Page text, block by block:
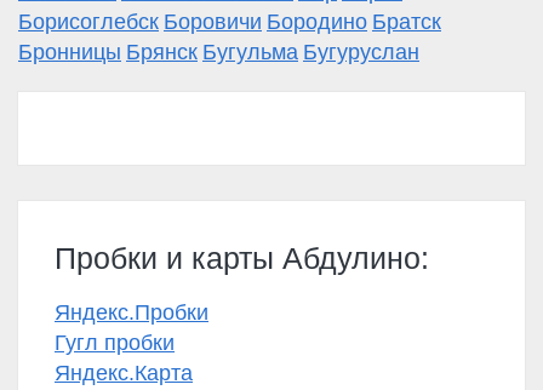
Борисоглебск Боровичи Бородино Братск
Бронницы Брянск Бугульма Бугуруслан
Пробки и карты Абдулино:
Яндекс.Пробки
Гугл пробки
Яндекс.Карта